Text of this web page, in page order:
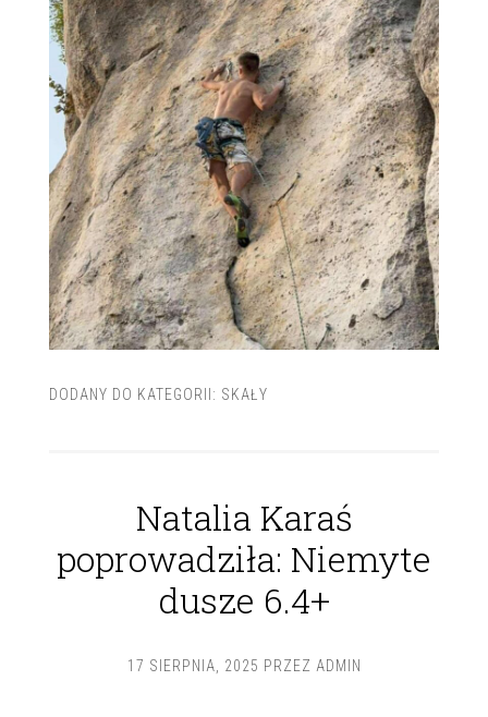
DODANY DO KATEGORII: SKAŁY
Natalia Karaś
poprowadziła: Niemyte
dusze 6.4+
17 SIERPNIA, 2025 PRZEZ ADMIN